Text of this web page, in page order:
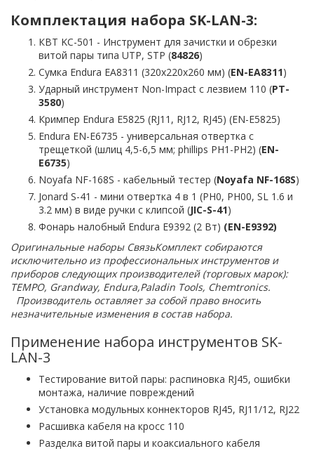
Комплектация набора SK-LAN-3:
КВТ KC-501 - Инструмент для зачистки и обрезки
витой пары типа UTP, STP (84826)
Сумка Endura EA8311 (320x220x260 мм) (EN-EA8311)
Ударный инструмент Non-Impact с лезвием 110 (PT-
3580)
Кримпер Endura E5825 (RJ11, RJ12, RJ45) (EN-E5825)
Endura EN-E6735 - универсальная отвертка c
трещеткой (шлиц 4,5-6,5 мм; phillips PH1-PH2) (EN-
E6735)
Noyafa NF-168S - кабельный тестер (Noyafa NF-168S)
Jonard S-41 - мини отвертка 4 в 1 (PH0, PH00, SL 1.6 и
3.2 мм) в виде ручки с клипсой (JIC-S-41)
Фонарь налобный Endura E9392 (2 Вт) (EN-E9392)
Оригинальные наборы СвязьКомплект собираются
исключительно из профессиональных инструментов и
приборов следующих производителей (торговых марок):
TEMPO, Grandway, Endura,Paladin Tools, Chemtronics.
Производитель оставляет за собой право вносить
незначительные изменения в состав набора.
Применение набора инструментов SK-
LAN-3
Тестирование витой пары: распиновка RJ45, ошибки
монтажа, наличие повреждений
Установка модульных коннекторов RJ45, RJ11/12, RJ22
Расшивка кабеля на кросс 110
Разделка витой пары и коаксиального кабеля